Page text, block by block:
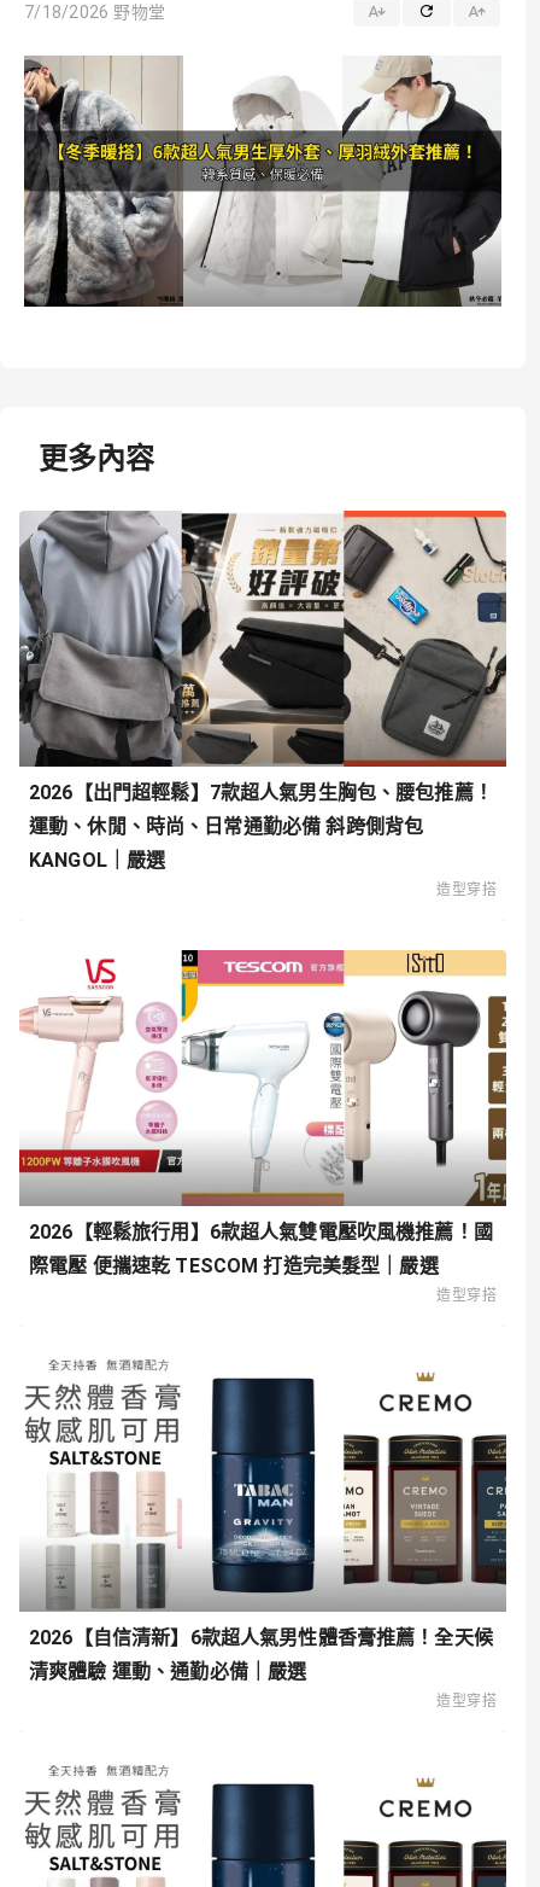
7/18/2026 野物堂
更多內容
2026【出門超輕鬆】7款超人氣男生胸包、腰包推薦！
運動、休閒、時尚、日常通勤必備 斜跨側背包
KANGOL｜嚴選
造型穿搭
2026【輕鬆旅行用】6款超人氣雙電壓吹風機推薦！國
際電壓 便攜速乾 TESCOM 打造完美髮型｜嚴選
造型穿搭
2026【自信清新】6款超人氣男性體香膏推薦！全天候
清爽體驗 運動、通勤必備｜嚴選
造型穿搭